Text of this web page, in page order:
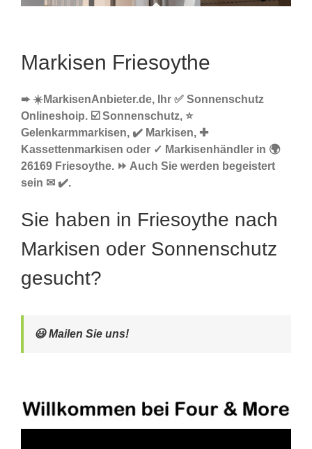
Markisen Friesoythe
➨ ☀️MarkisenAnbieter.de, Ihr ✅ Sonnenschutz
Onlineshoip. ☑️ Sonnenschutz, ⭐
Gelenkarmmarkisen, ✔️ Markisen, ✚
Kassettenmarkisen oder ✓ Markisenhändler in 🌍
26169 Friesoythe. ⏩ Auch Sie werden begeistert
sein ✉ ✔️.
Sie haben in Friesoythe nach
Markisen oder Sonnenschutz
gesucht?
😃 Mailen Sie uns!